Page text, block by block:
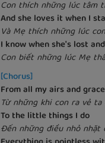
Con thích những lúc tâm
And she loves it when I
Và Mẹ thích những lúc
I know when she's lost
Con biết những lúc Mẹ
[Chorus]
From all my airs and
Từ những khi con ra vẻ ta
To the little things I do
Đến những điều nhỏ nhặt